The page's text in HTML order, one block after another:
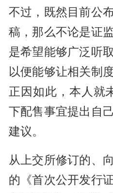
不过，既然目前公
稿，那么不论是证
是希望能够广泛听
以便能够让相关制
正因如此，本人就
下配售事宜提出自
建议。
从上交所修订的、
的《首次公开发行